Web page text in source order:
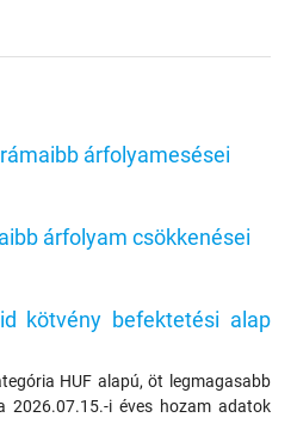
árfolyamesései
árfolyam csökkenései
kötvény befektetési alap
HUF alapú, öt legmagasabb
2026.07.15.-i éves hozam adatok